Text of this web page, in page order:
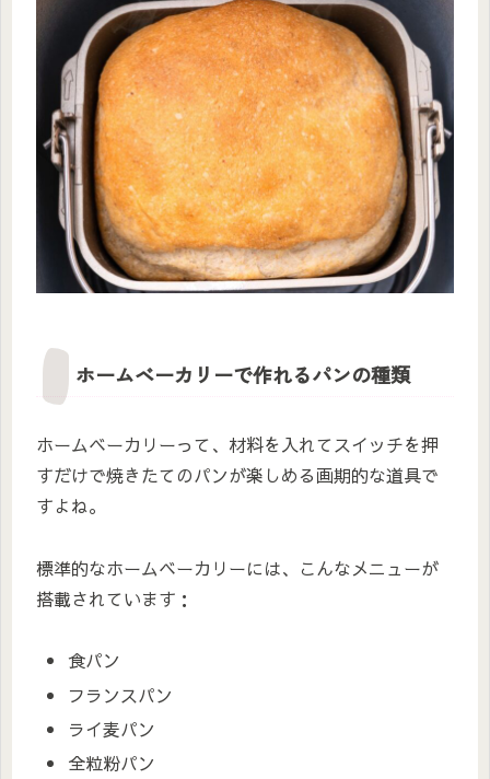
ホームベーカリーで作れるパンの種類
ホームベーカリーって、材料を入れてスイッチを押
すだけで焼きたてのパンが楽しめる画期的な道具で
すよね。
標準的なホームベーカリーには、こんなメニューが
搭載されています：
食パン
フランスパン
ライ麦パン
全粒粉パン